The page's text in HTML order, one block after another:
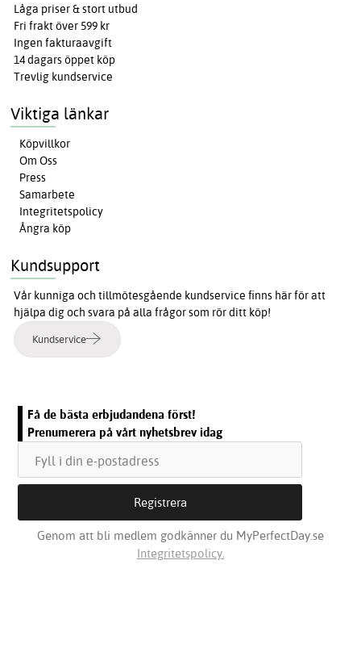
Låga priser & stort utbud
Fri frakt över 599 kr
Ingen fakturaavgift
14 dagars öppet köp
Trevlig kundservice
Viktiga länkar
Köpvillkor
Om Oss
Press
Samarbete
Integritetspolicy
Ångra köp
Kundsupport
Vår kunniga och tillmötesgående kundservice finns här för att
hjälpa dig och svara på alla frågor som rör ditt köp!
Kundservice
Få de bästa erbjudandena först!
Prenumerera på vårt nyhetsbrev idag
Genom att bli medlem godkänner du MyPerfectDay.se
Integritetspolicy.